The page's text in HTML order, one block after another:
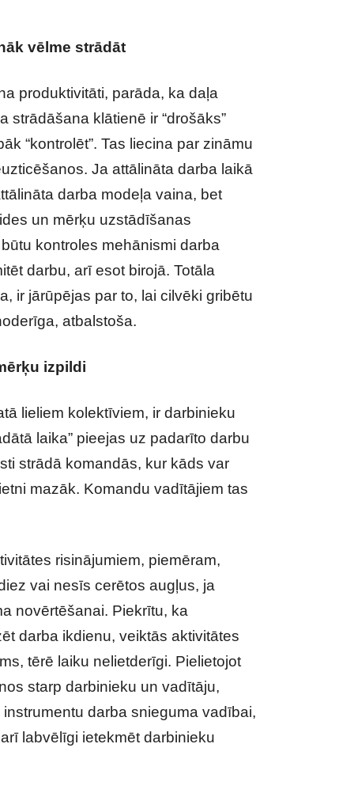
vēlme strādāt
produktivitāti, parāda, ka daļa
strādāšana klātienē ir “drošāks”
“kontrolēt”. Tas liecina par zināmu
Ja attālināta darba laikā
darba modeļa vaina, bet
un mērķu uzstādīšanas
kontroles mehānismi darba
darbu, arī esot birojā. Totāla
ir jārūpējas par to, lai cilvēki gribētu
atbalstoša.
izpildi
lieliem kolektīviem, ir darbinieku
laika” pieejas uz padarīto darbu
strādā komandās, kur kāds var
mazāk. Komandu vadītājiem tas
risinājumiem, piemēram,
vai nesīs cerētos augļus, ja
novērtēšanai. Piekrītu, ka
darba ikdienu, veiktās aktivitātes
tērē laiku nelietderīgi. Pielietojot
starp darbinieku un vadītāju,
darba snieguma vadībai,
labvēlīgi ietekmēt darbinieku